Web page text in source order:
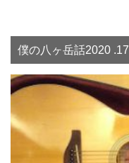
僕の八ヶ岳話2020 .17